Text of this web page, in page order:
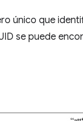
único que
se puede